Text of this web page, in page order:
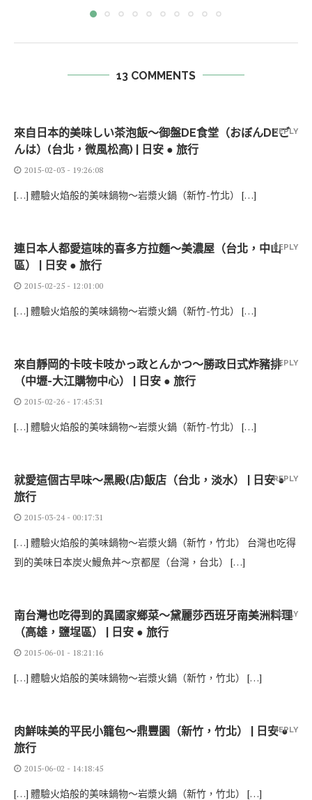
13 COMMENTS
來自日本的美味しい茶泡飯～御盤DE食堂（おぼんDEご
んは）(台北，微風松高) | 日安 ● 旅行
2015-02-03 - 19:26:08
[…] 體驗火焰般的美味鍋物～岩漿火鍋（新竹-竹北） […]
REPLY
連日本人都愛這味的喜多方拉麵～美濃屋（台北，中山
區） | 日安 ● 旅行
2015-02-25 - 12:01:00
[…] 體驗火焰般的美味鍋物～岩漿火鍋（新竹-竹北） […]
REPLY
來自靜岡的卡吱卡吱かっ政とんかつ～勝政日式炸豬排
（中壢-大江購物中心） | 日安 ● 旅行
2015-02-26 - 17:45:31
[…] 體驗火焰般的美味鍋物～岩漿火鍋（新竹-竹北） […]
REPLY
就愛這個古早味～黑殿(店)飯店（台北，淡水） | 日安 ●
旅行
2015-03-24 - 00:17:31
[…] 體驗火焰般的美味鍋物～岩漿火鍋（新竹，竹北） 台灣也吃得
到的美味日本炭火鰻魚丼～京都屋（台灣，台北） […]
REPLY
南台灣也吃得到的異國家鄉菜～黛麗莎西班牙南美洲料理
（高雄，鹽埕區） | 日安 ● 旅行
2015-06-01 - 18:21:16
[…] 體驗火焰般的美味鍋物～岩漿火鍋（新竹，竹北） […]
REPLY
肉鮮味美的平民小籠包～鼎豐園（新竹，竹北） | 日安 ●
旅行
2015-06-02 - 14:18:45
[…] 體驗火焰般的美味鍋物～岩漿火鍋（新竹，竹北） […]
REPLY